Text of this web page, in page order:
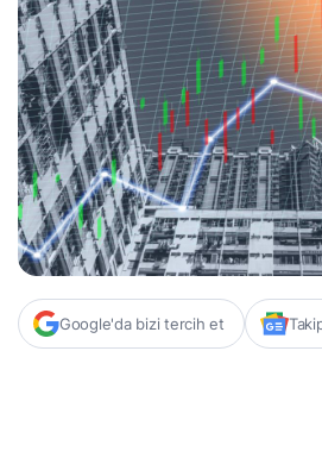
Google'da bizi tercih et